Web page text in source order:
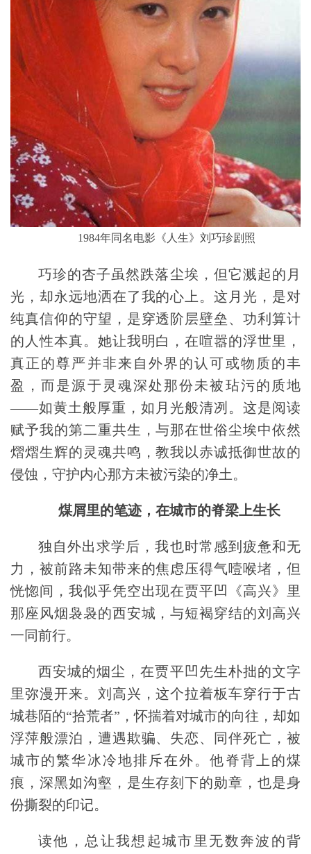
1984年同名电影《人生》刘巧珍剧照
巧珍的杏子虽然跌落尘埃，但它溅起的月
光，却永远地洒在了我的心上。这月光，是对
纯真信仰的守望，是穿透阶层壁垒、功利算计
的人性本真。她让我明白，在喧嚣的浮世里，
真正的尊严并非来自外界的认可或物质的丰
盈，而是源于灵魂深处那份未被玷污的质地
——如黄土般厚重，如月光般清冽。这是阅读
赋予我的第二重共生 ，与那在世俗尘埃中依然
熠熠生辉的灵魂共鸣，教我以赤诚抵御世故的
侵蚀，守护内心那方未被污染的净土。
煤屑里的笔迹，在城市的脊梁上生长
独自外出求学后，我也时常感到疲惫和无
力，被前路未知带来的焦虑压得气噎喉堵，但
恍惚间，我似乎凭空出现在贾平凹《高兴》里
那座风烟袅袅的西安城，与短褐穿结的刘高兴
一同前行。
西安城的烟尘，在贾平凹先生朴拙的文字
里弥漫开来。刘高兴，这个拉着板车穿行于古
城巷陌的“拾荒者”，怀揣着对城市的向往，却如
浮萍般漂泊，遭遇欺骗、失恋、同伴死亡，被
城市的繁华冰冷地排斥在外。他脊背上的煤
痕，深黑如沟壑，是生存刻下的勋章，也是身
份撕裂的印记。
读他，总让我想起城市里无数奔波的背